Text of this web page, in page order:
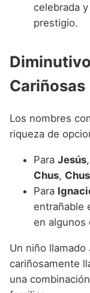
celebrada
prestigio.
Cariñosas
Los nombres
riqueza de
Para Jesús
Chus,
Para
entrañable
en algunos
Un niño
cariñosamente
una